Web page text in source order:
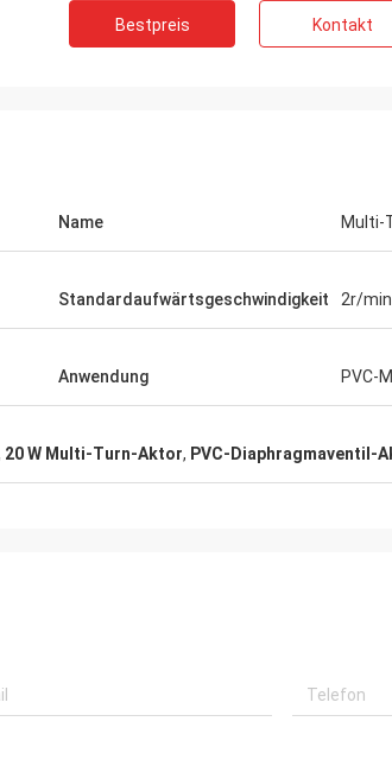
um
Bestpreis Kontakt
Name Multi-
Standardaufwärtsgeschwindigkeit 2r/min
Anwendung PVC-
20 W Multi-Turn-Aktor, PVC-Diaphragmaventil-